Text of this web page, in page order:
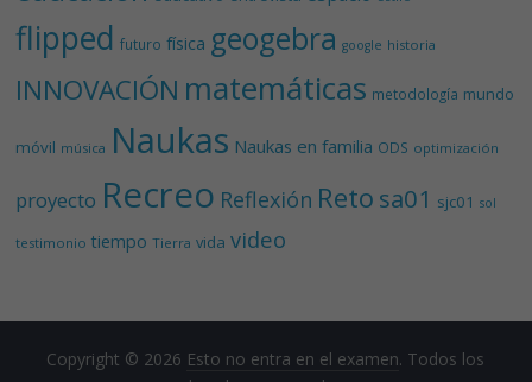
flipped futuro física geogebra google historia
INNOVACIÓN matemáticas metodología mundo
móvil música Naukas Naukas en familia ODS optimización
proyecto Recreo Reflexión Reto sa01 sjc01 sol
testimonio tiempo Tierra vida video
Copyright © 2026 Esto no entra en el examen. Todos los